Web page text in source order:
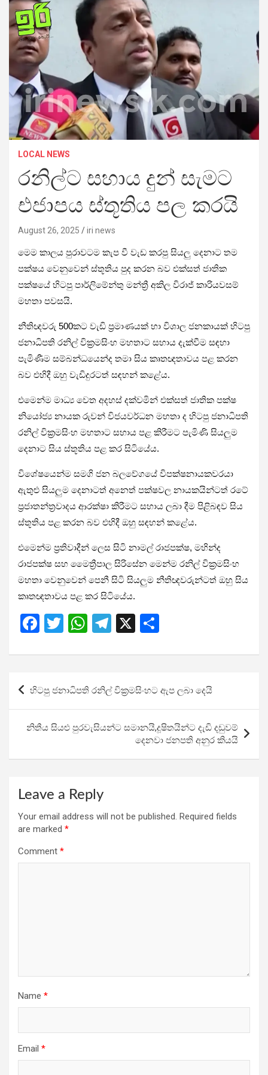
LOCAL NEWS
රනිල්ට සහාය දුන් සැමට
එජාපය ස්තූතිය පල කරයි
August 26, 2025 iri news
මෙම කාලය පුරාවටම කැප වී වැඩ කරපු සියලු දෙනාට තම
පක්ෂය වෙනුවෙන් ස්තූතිය පුද කරන බව එක්සත් ජාතික
පක්ෂයේ හිටපු පාර්ලිමේන්තු මන්ත්‍රී අකිල විරාජ් කාරියවසම්
මහතා පවසයි.
නීතිඥවරු 500කට වැඩි ප්‍රමාණයක් හා විශාල ජනකායක් හිටපු
ජනාධිපති රනිල් වික්‍රමසිංහ මහතාට සහාය දැක්වීම සඳහා
පැමිණීම සම්බන්ධයෙන්ද තමා සිය කෘතඥතාවය පළ කරන
බව එහිදී ඔහු වැඩිදුරටත් සඳහන් කළේය.
එමෙන්ම මාධ්‍ය වෙත අදහස් දක්වමින් එක්සත් ජාතික පක්ෂ
නියෝජ්‍ය නායක රුවන් විජයවර්ධන මහතා ද හිටපු ජනාධිපති
රනිල් වික්‍රමසිංහ මහතාට සහාය පළ කිරීමට පැමිණි සියලුම
දෙනාට සිය ස්තූතිය පළ කර සිටියේය.
විශේෂයෙන්ම සමගි ජන බලවේගයේ විපක්ෂනායකවරයා
ඇතුළු සියලුම දෙනාටත් අනෙත් පක්ෂවල නායකයින්ටත් රටේ
ප්‍රජාතන්ත්‍රවාදය ආරක්ෂා කිරීමට සහාය ලබා දීම පිළිබඳව සිය
ස්තූතිය පළ කරන බව එහිදී ඔහු සඳහන් කළේය.
එමෙන්ම ප්‍රතිවාදීන් ලෙස සිටි නාමල් රාජපක්ෂ, මහින්ද
රාජපක්ෂ සහ මෛත්‍රීපාල සිරිසේන මෙන්ම රනිල් වික්‍රමසිංහ
මහතා වෙනුවෙන් පෙනී සිටි සියලුම නීතිඥවරුන්ටත් ඔහු සිය
කෘතඥතාවය පළ කර සිටියේය.
F
ce
b
o
o
k
T
tt
er
W
at
s
A
p
p
T
e
gr
a
m
X
ar
navigation
හිටපු ජනාධිපති රනිල් වික්‍රමසිංහට ඇප ලබා දෙයි
නිතීය සියළු පුරවැසියන්ට සමානයි,දූෂිතයින්ට දැඩි දඩුවම්
දෙනවා ජනපති අනුර කියයි
Leave a Reply
Your email address will not be published. Required fields
are marked *
Comment *
Name *
Email *